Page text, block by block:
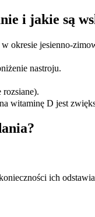
i jakie są
okresie jesienno-
nastroju.
witaminę D jest
ich